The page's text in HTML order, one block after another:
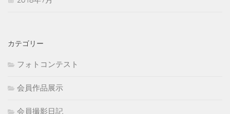
カテゴリー
フォトコンテスト
会員作品展示
会員撮影日記